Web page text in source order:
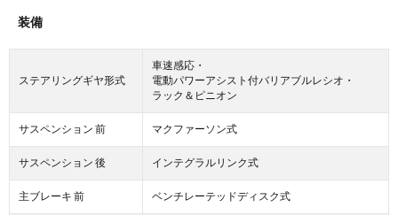
装備
ステアリングギヤ形式
車速感応・
電動パワーアシスト付バリアブルレシオ・
ラック＆ピニオン
サスペンション 前 マクファーソン式
サスペンション 後 インテグラルリンク式
主ブレーキ 前 ベンチレーテッドディスク式